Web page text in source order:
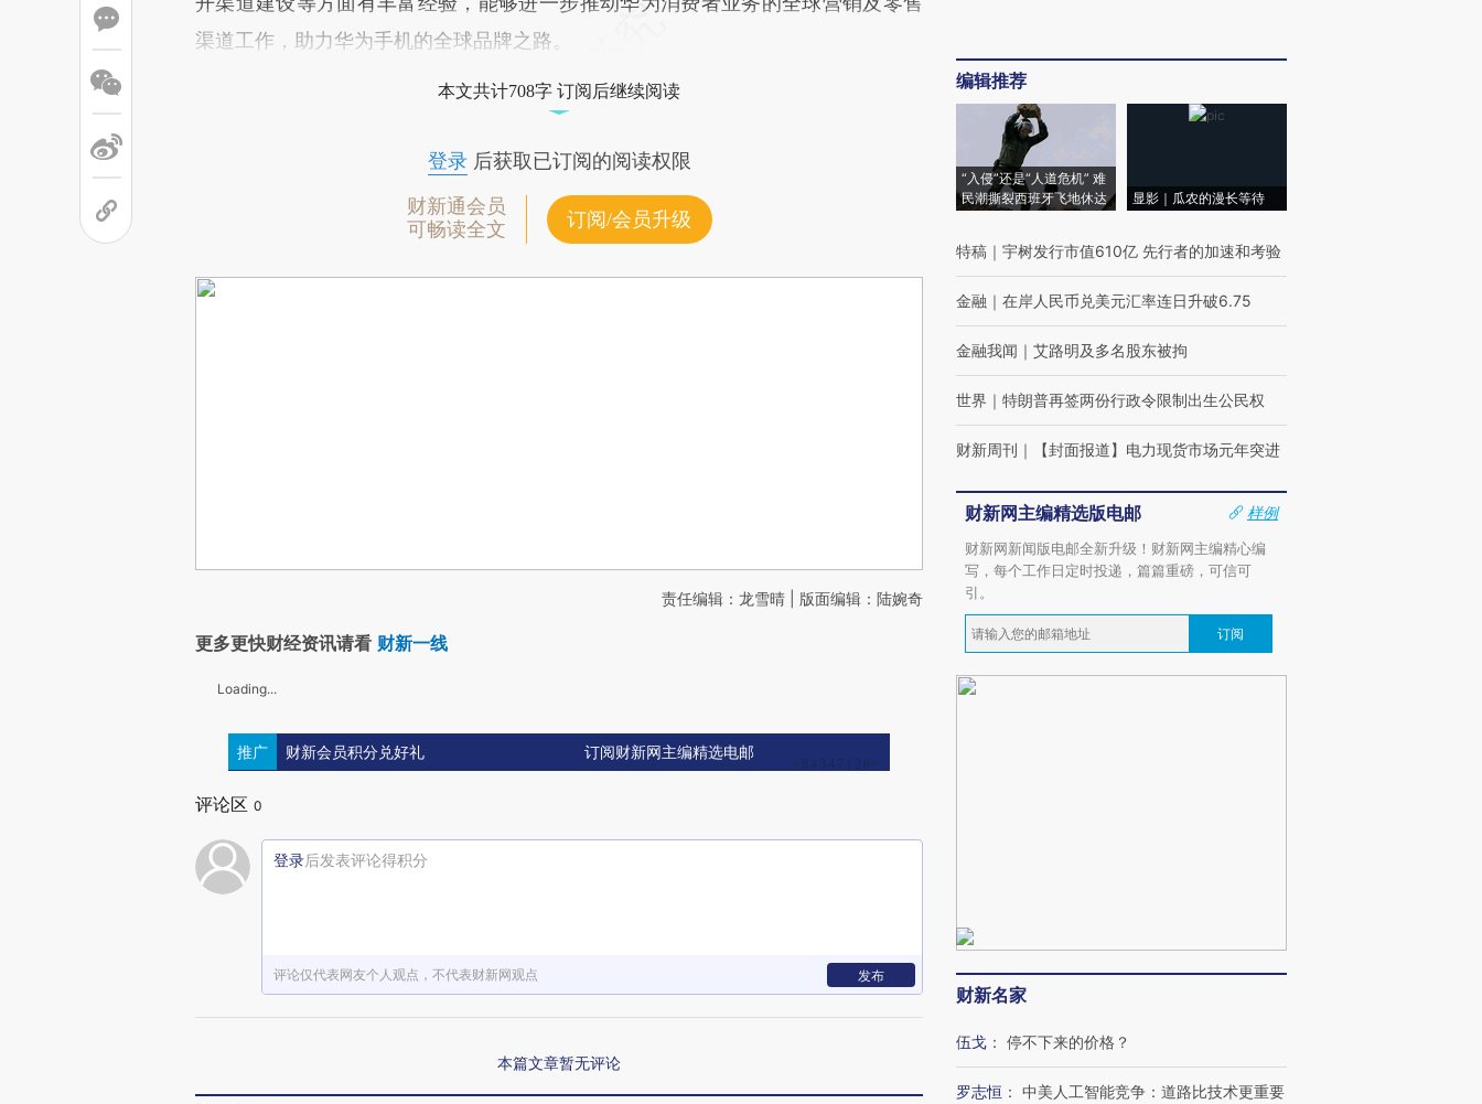
渠道工作，助力华为手机的全球品牌之路。
本文共计708字 订阅后继续阅读
登录后获取已订阅的阅读权限
财新通会员
可畅读全文
订阅/会员升级
责任编辑：龙雪晴 | 版面编辑：陆婉奇
更多更快财经资讯请看 财新一线
Loading...
推广 财新会员积分兑好礼 订阅财新网主编精选电邮
评论区 0
登录后发表评论得积分
评论仅代表网友个人观点，不代表财新网观点 发布
本篇文章暂无评论
编辑推荐
“入侵”还是“人道危机” 难
民潮撕裂西班牙飞地休达
显影｜瓜农的漫长等待
特稿 ｜ 宇树发行市值610亿 先行者的加速和考验
金融 ｜ 在岸人民币兑美元汇率连日升破6.75
金融我闻 ｜ 艾路明及多名股东被拘
世界 ｜ 特朗普再签两份行政令限制出生公民权
财新周刊 ｜ 【封面报道】电力现货市场元年突进
财新网主编精选版电邮
样例
财新网新闻版电邮全新升级！财新网主编精心编
写，每个工作日定时投递，篇篇重磅，可信可
引。
订阅
财新名家
伍戈 ： 停不下来的价格？
罗志恒 ： 中美人工智能竞争：道路比技术更重要